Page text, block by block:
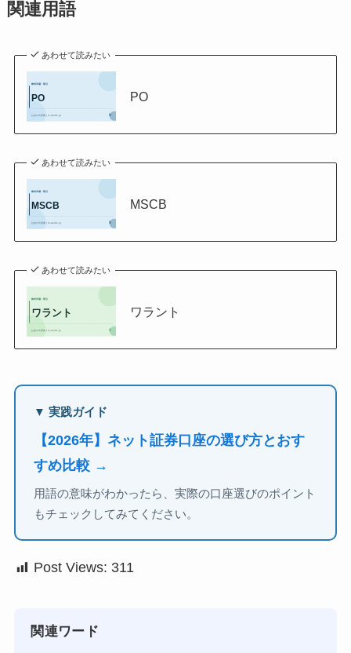
関連用語
あわせて読みたい
PO
あわせて読みたい
MSCB
あわせて読みたい
ワラント
▼ 実践ガイド
【2026年】ネット証券口座の選び方とおす
すめ比較 →
用語の意味がわかったら、実際の口座選びのポイント
もチェックしてみてください。
Post Views: 311
関連ワード